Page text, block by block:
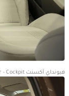
هيونداي أكسنت interior - Cockpit